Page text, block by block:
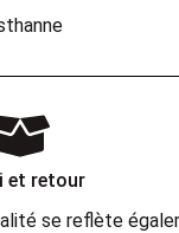
et retour
se reflète